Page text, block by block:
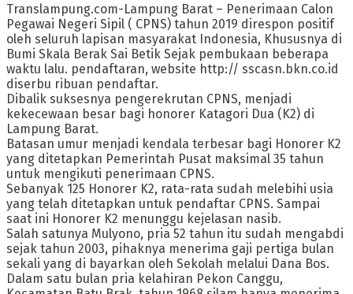
Translampung.com-Lampung Barat – Penerimaan Calon
Pegawai Negeri Sipil ( CPNS) tahun 2019 direspon positif
oleh seluruh lapisan masyarakat Indonesia, Khususnya di
Bumi Skala Berak Sai Betik Sejak pembukaan beberapa
waktu lalu. pendaftaran, website http:// sscasn.bkn.co.id
diserbu ribuan pendaftar.
Dibalik suksesnya pengerekrutan CPNS, menjadi
kekecewaan besar bagi honorer Katagori Dua (K2) di
Lampung Barat.
Batasan umur menjadi kendala terbesar bagi Honorer K2
yang ditetapkan Pemerintah Pusat maksimal 35 tahun
untuk mengikuti penerimaan CPNS.
Sebanyak 125 Honorer K2, rata-rata sudah melebihi usia
yang telah ditetapkan untuk pendaftar CPNS. Sampai
saat ini Honorer K2 menunggu kejelasan nasib.
Salah satunya Mulyono, pria 52 tahun itu sudah mengabdi
sejak tahun 2003, pihaknya menerima gaji pertiga bulan
sekali yang di bayarkan oleh Sekolah melalui Dana Bos.
Dalam satu bulan pria kelahiran Pekon Canggu,